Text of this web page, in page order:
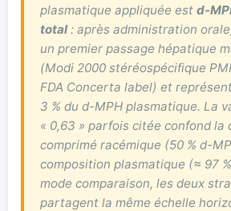
plasmatique appliquée est d-
total: après administration
un premier passage hépatique
(Modi 2000 stéréospécifique
FDA Concerta label) et
3 % du d-MPH plasmatique. La
« 0,63 » parfois citée confond la
comprimé racémique (50 % d-
composition plasmatique (≈ 97
mode comparaison, les deux
partagent la même échelle